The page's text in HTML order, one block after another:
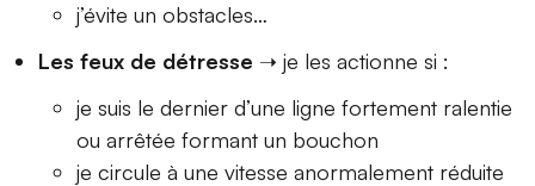
j’évite un obstacles…
Les feux de détresse ➝ je les actionne si :
je suis le dernier d’une ligne fortement ralentie
ou arrêtée formant un bouchon
je circule à une vitesse anormalement réduite